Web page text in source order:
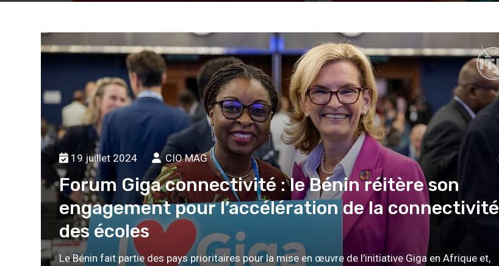
19 juillet 2024 CIO MAG
Forum Giga connectivité : le Bénin réitère son
engagement pour l’accélération de la connectivité
des écoles
Le Bénin fait partie des pays prioritaires pour la mise en œuvre de l’initiative Giga en Afrique et,